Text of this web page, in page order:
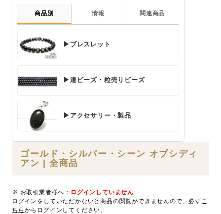
商品別 情報 関連商品
▶ブレスレット
▶連ビーズ・粒売りビーズ
▶アクセサリー・製品
ゴールド・シルバー・シーン オブシディ
アン | 全商品
※ お取引業者様へ： ログインしていません
ログインをしていただかないと商品の閲覧ができませんので、必ずこ
ちら からログインしてください。